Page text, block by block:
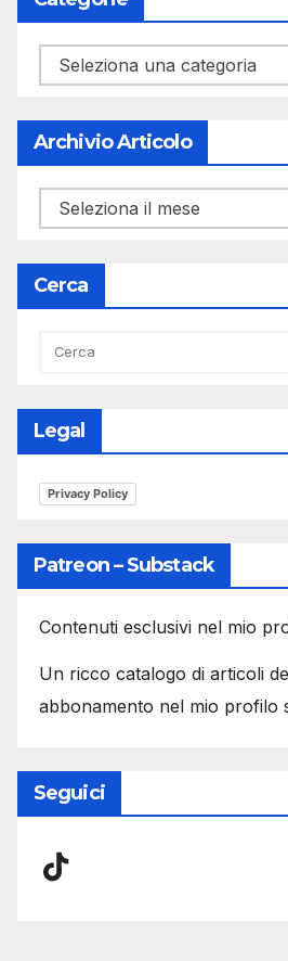
Categorie
Archivio Articolo
Archivio
Articolo
Cerca
Legal
Privacy Policy
Patreon – Substack
Contenuti esclusivi nel mio
Un ricco catalogo di articoli
abbonamento nel mio profilo
Seguici
TikTok